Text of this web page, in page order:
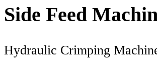
Side Feed
Hydraulic Crimping